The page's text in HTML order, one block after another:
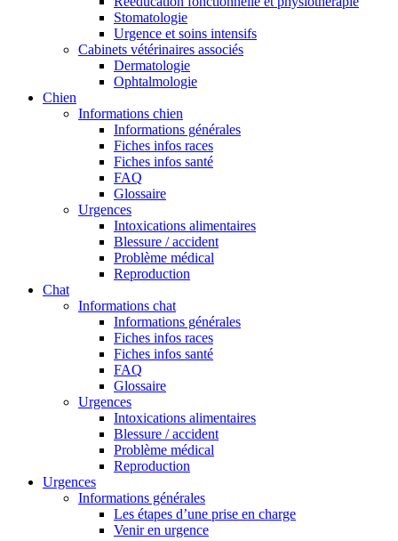
Stomatologie
Urgence et soins intensifs
Cabinets vétérinaires associés
Dermatologie
Ophtalmologie
Chien
Informations chien
Informations générales
Fiches infos races
Fiches infos santé
FAQ
Glossaire
Urgences
Intoxications alimentaires
Blessure / accident
Problème médical
Reproduction
Chat
Informations chat
Informations générales
Fiches infos races
Fiches infos santé
FAQ
Glossaire
Urgences
Intoxications alimentaires
Blessure / accident
Problème médical
Reproduction
Urgences
Informations générales
Les étapes d’une prise en charge
Venir en urgence